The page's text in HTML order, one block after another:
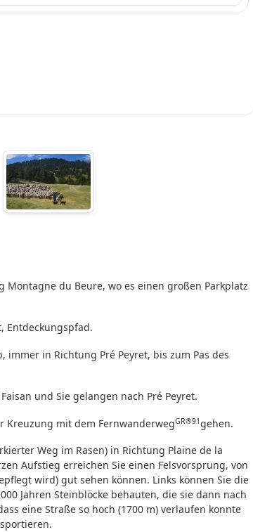
Montagne du Beure, wo es einen großen Parkplatz
Entdeckungspfad.
immer in Richtung Pré Peyret, bis zum Pas des
und Sie gelangen nach Pré Peyret.
Kreuzung mit dem FernwanderwegGR®91gehen.
Weg im Rasen) in Richtung Plaine de la
Aufstieg erreichen Sie einen Felsvorsprung, von
wird) gut sehen können. Links können Sie die
Jahren Steinblöcke behauten, die sie dann nach
eine Straße so hoch (1700 m) verlaufen konnte